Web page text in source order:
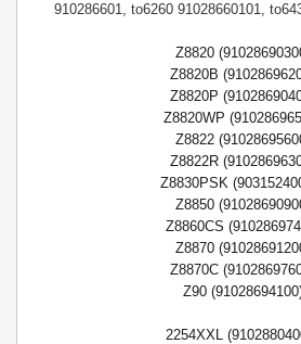
910286601, to6260 91028660101,
Z8820
Z8820B
Z8820P
Z8820WP
Z8822
Z8822R
Z8830PSK
Z8850
Z8860CS
Z8870
Z8870C
Z90
2254XXL